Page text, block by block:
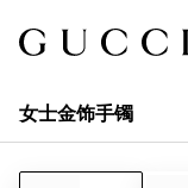
女士金饰手镯